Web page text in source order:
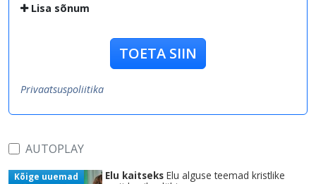
Lisa sõnum
TOETA SIIN
Privaatsuspoliitika
AUTOPLAY
Kõige uuemad Elu kaitseks Elu alguse teemad kristlike